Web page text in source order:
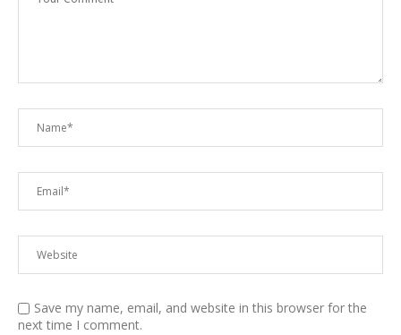
Save my name, email, and website in this browser for the
next time I comment.